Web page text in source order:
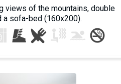
views of the mountains, double
a sofa-bed (160x200).